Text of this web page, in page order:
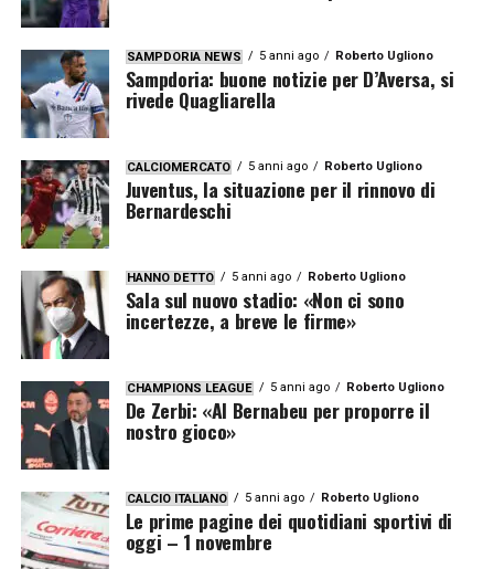
SAMPDORIA NEWS 5 anni ago Roberto Ugliono
Sampdoria: buone notizie per D’Aversa, si
rivede Quagliarella
CALCIOMERCATO 5 anni ago Roberto Ugliono
Juventus, la situazione per il rinnovo di
Bernardeschi
HANNO DETTO 5 anni ago Roberto Ugliono
Sala sul nuovo stadio: «Non ci sono
incertezze, a breve le firme»
CHAMPIONS LEAGUE 5 anni ago Roberto Ugliono
De Zerbi: «Al Bernabeu per proporre il
nostro gioco»
CALCIO ITALIANO 5 anni ago Roberto Ugliono
Le prime pagine dei quotidiani sportivi di
oggi – 1 novembre